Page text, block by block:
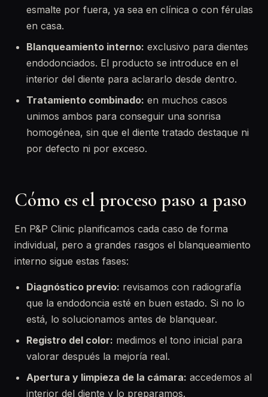
esmalte por fuera, ya sea en clínica o con férulas
en casa.
Blanqueamiento interno: exclusivo para dientes
endodonciados. El producto se introduce en el
interior del diente para aclararlo desde dentro.
Tratamiento combinado: en muchos casos
unimos ambos para conseguir una sonrisa
homogénea, sin que el diente tratado destaque ni
por defecto ni por exceso.
Cómo es el proceso paso a paso
En P&P Clinic planificamos cada caso de forma
individual, pero a grandes rasgos el blanqueamiento
interno sigue estas fases:
Diagnóstico previo: revisamos con radiografía
que la endodoncia esté en buen estado. Si no lo
está, lo solucionamos antes de blanquear.
Registro del color: medimos el tono inicial para
valorar después la mejoría real.
Apertura y limpieza de la cámara: accedemos al
interior del diente y lo preparamos.